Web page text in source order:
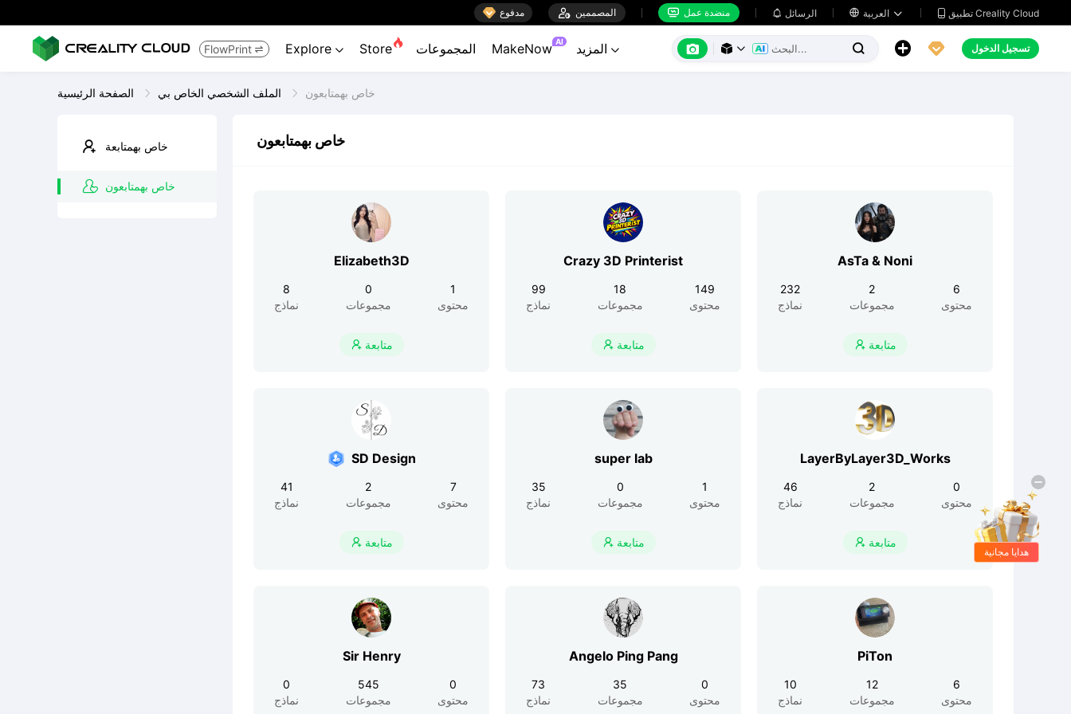
 مدفوع  المصممين  منضدة عمل  الرسائل    تطبيق Creality Cloud
FlowPrint  Explore  Store المجموعات MakeNow AI
       تسجيل الدخول
خاص بهمتابعون
خاص بهمتابعة
خاص بهمتابعون
خاص بهمتابعون
Elizabeth3D
8
نماذج
0
مجموعات
1
محتوى
 متابعة
Crazy 3D Printerist
99
نماذج
18
مجموعات
149
محتوى
 متابعة
AsTa & Noni
232
نماذج
2
مجموعات
6
محتوى
 متابعة
SD Design
41
نماذج
2
مجموعات
7
محتوى
 متابعة
super lab
35
نماذج
0
مجموعات
1
محتوى
 متابعة
LayerByLayer3D_Works
46
نماذج
2
مجموعات
0
محتوى
 متابعة
Sir Henry
0
نماذج
545
مجموعات
0
محتوى
Angelo Ping Pang
73
نماذج
35
مجموعات
0
محتوى
PiTon
10
نماذج
12
مجموعات
6
محتوى
هدايا مجانية